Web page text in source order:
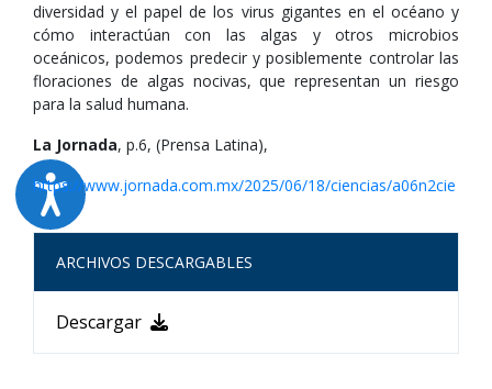
diversidad y el papel de los virus gigantes en el océano y
cómo interactúan con las algas y otros microbios
oceánicos, podemos predecir y posiblemente controlar las
floraciones de algas nocivas, que representan un riesgo
para la salud humana.
La Jornada, p.6, (Prensa Latina),
https://www.jornada.com.mx/2025/06/18/ciencias/a06n2cie
ARCHIVOS DESCARGABLES
Descargar